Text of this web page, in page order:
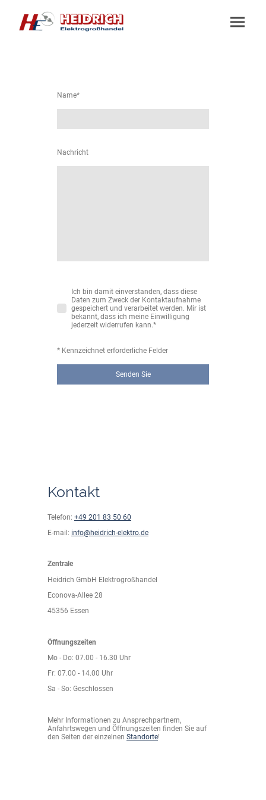
Name*
Nachricht
Ich bin damit einverstanden, dass diese
Daten zum Zweck der Kontaktaufnahme
gespeichert und verarbeitet werden. Mir ist
bekannt, dass ich meine Einwilligung
jederzeit widerrufen kann.*
* Kennzeichnet erforderliche Felder
Senden Sie
Kontakt
Telefon: +49 201 83 50 60
E-mail: info@heidrich-elektro.de
Zentrale
Heidrich GmbH Elektrogroßhandel
Econova-Allee 28
45356 Essen
Öffnungszeiten
Mo - Do: 07.00 - 16.30 Uhr
Fr: 07.00 - 14.00 Uhr
Sa - So: Geschlossen
Mehr Informationen zu Ansprechpartnern,
Anfahrtswegen und Öffnungszeiten finden Sie auf
den Seiten der einzelnen Standorte!